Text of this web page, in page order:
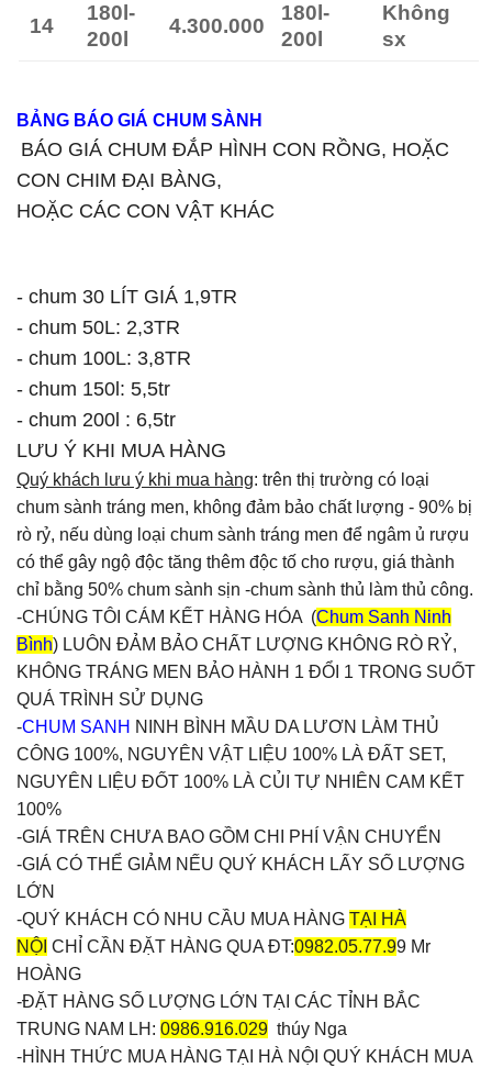
14
180l-
200l
4.300.000
180l-
200l
Không
sx
BẢNG BÁO GIÁ CHUM SÀNH
BÁO GIÁ CHUM ĐẮP HÌNH CON RỒNG, HOẶC
CON CHIM ĐẠI BÀNG,
HOẶC CÁC CON VẬT KHÁC
- chum 30 LÍT GIÁ 1,9TR
- chum 50L: 2,3TR
- chum 100L: 3,8TR
- chum 150l: 5,5tr
- chum 200l : 6,5tr
LƯU Ý KHI MUA HÀNG
Quý khách lưu ý khi mua hàng: trên thị trường có loại
chum sành tráng men, không đảm bảo chất lượng - 90% bị
rò rỷ, nếu dùng loại chum sành tráng men để ngâm ủ rượu
có thể gây ngộ độc tăng thêm độc tố cho rượu, giá thành
chỉ bằng 50% chum sành sịn -chum sành thủ làm thủ công.
-CHÚNG TÔI CÁM KẾT HÀNG HÓA (Chum Sanh Ninh
Bình) LUÔN ĐẢM BẢO CHẤT LƯỢNG KHÔNG RÒ RỶ,
KHÔNG TRÁNG MEN BẢO HÀNH 1 ĐỔI 1 TRONG SUỐT
QUÁ TRÌNH SỬ DỤNG
-CHUM SANH NINH BÌNH MẦU DA LƯƠN LÀM THỦ
CÔNG 100%, NGUYÊN VẬT LIỆU 100% LÀ ĐẤT SET,
NGUYÊN LIỆU ĐỐT 100% LÀ CỦI TỰ NHIÊN CAM KẾT
100%
-GIÁ TRÊN CHƯA BAO GỒM CHI PHÍ VẬN CHUYỂN
-GIÁ CÓ THỂ GIẢM NẾU QUÝ KHÁCH LẤY SỐ LƯỢNG
LỚN
-QUÝ KHÁCH CÓ NHU CẦU MUA HÀNG TẠI HÀ
NỘI CHỈ CẦN ĐẶT HÀNG QUA ĐT:0982.05.77.99 Mr
HOÀNG
-ĐẶT HÀNG SỐ LƯỢNG LỚN TẠI CÁC TỈNH BẮC
TRUNG NAM LH: 0986.916.029 thúy Nga
-HÌNH THỨC MUA HÀNG TẠI HÀ NỘI QUÝ KHÁCH MUA